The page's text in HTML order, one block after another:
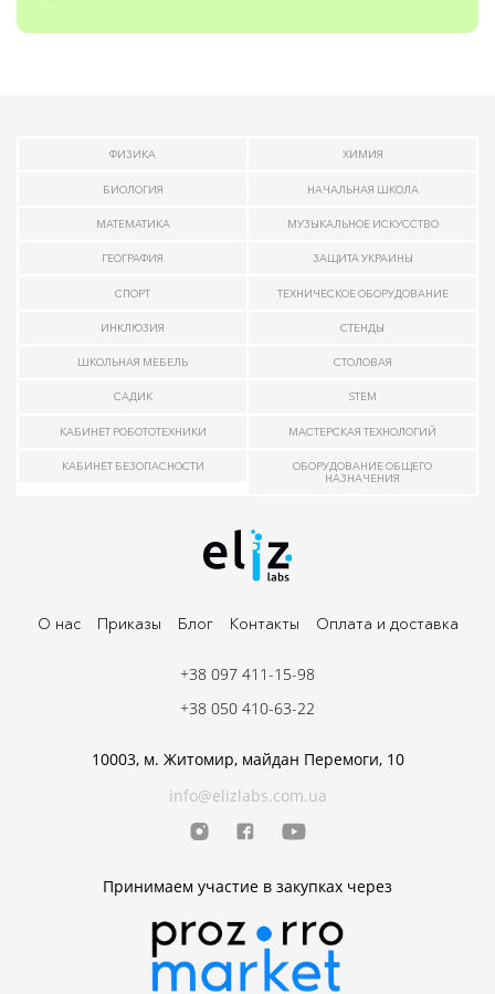
ФИЗИКА ХИМИЯ
БИОЛОГИЯ НАЧАЛЬНАЯ ШКОЛА
МАТЕМАТИКА МУЗЫКАЛЬНОЕ ИСКУССТВО
ГЕОГРАФИЯ ЗАЩИТА УКРАИНЫ
СПОРТ ТЕХНИЧЕСКОЕ ОБОРУДОВАНИЕ
ИНКЛЮЗИЯ СТЕНДЫ
ШКОЛЬНАЯ МЕБЕЛЬ СТОЛОВАЯ
САДИК STEM
КАБИНЕТ РОБОТОТЕХНИКИ МАСТЕРСКАЯ ТЕХНОЛОГИЙ
КАБИНЕТ БЕЗОПАСНОСТИ
ОБОРУДОВАНИЕ ОБЩЕГО
НАЗНАЧЕНИЯ
О нас Приказы Блог Контакты Оплата и доставка
10003, м. Житомир, майдан Перемоги, 10
info@elizlabs.com.ua
Принимаем участие в закупках через
+38 097 411-15-98
+38 050 410-63-22